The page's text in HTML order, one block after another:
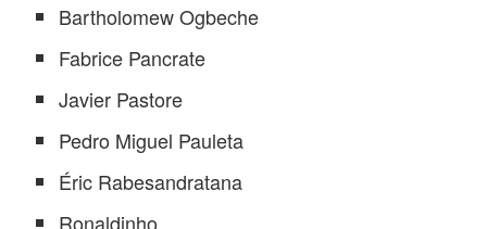
Bartholomew Ogbeche
Fabrice Pancrate
Javier Pastore
Pedro Miguel Pauleta
Éric Rabesandratana
Ronaldinho